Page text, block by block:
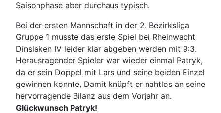
Saisonphase aber durchaus typisch.
Bei der ersten Mannschaft in der 2. Bezirksliga
Gruppe 1 musste das erste Spiel bei Rheinwacht
Dinslaken IV leider klar abgeben werden mit 9:3.
Herausragender Spieler war wieder einmal Patryk,
da er sein Doppel mit Lars und seine beiden Einzel
gewinnen konnte, Damit knüpft er nahtlos an seine
hervorragende Bilanz aus dem Vorjahr an.
Glückwunsch Patryk!